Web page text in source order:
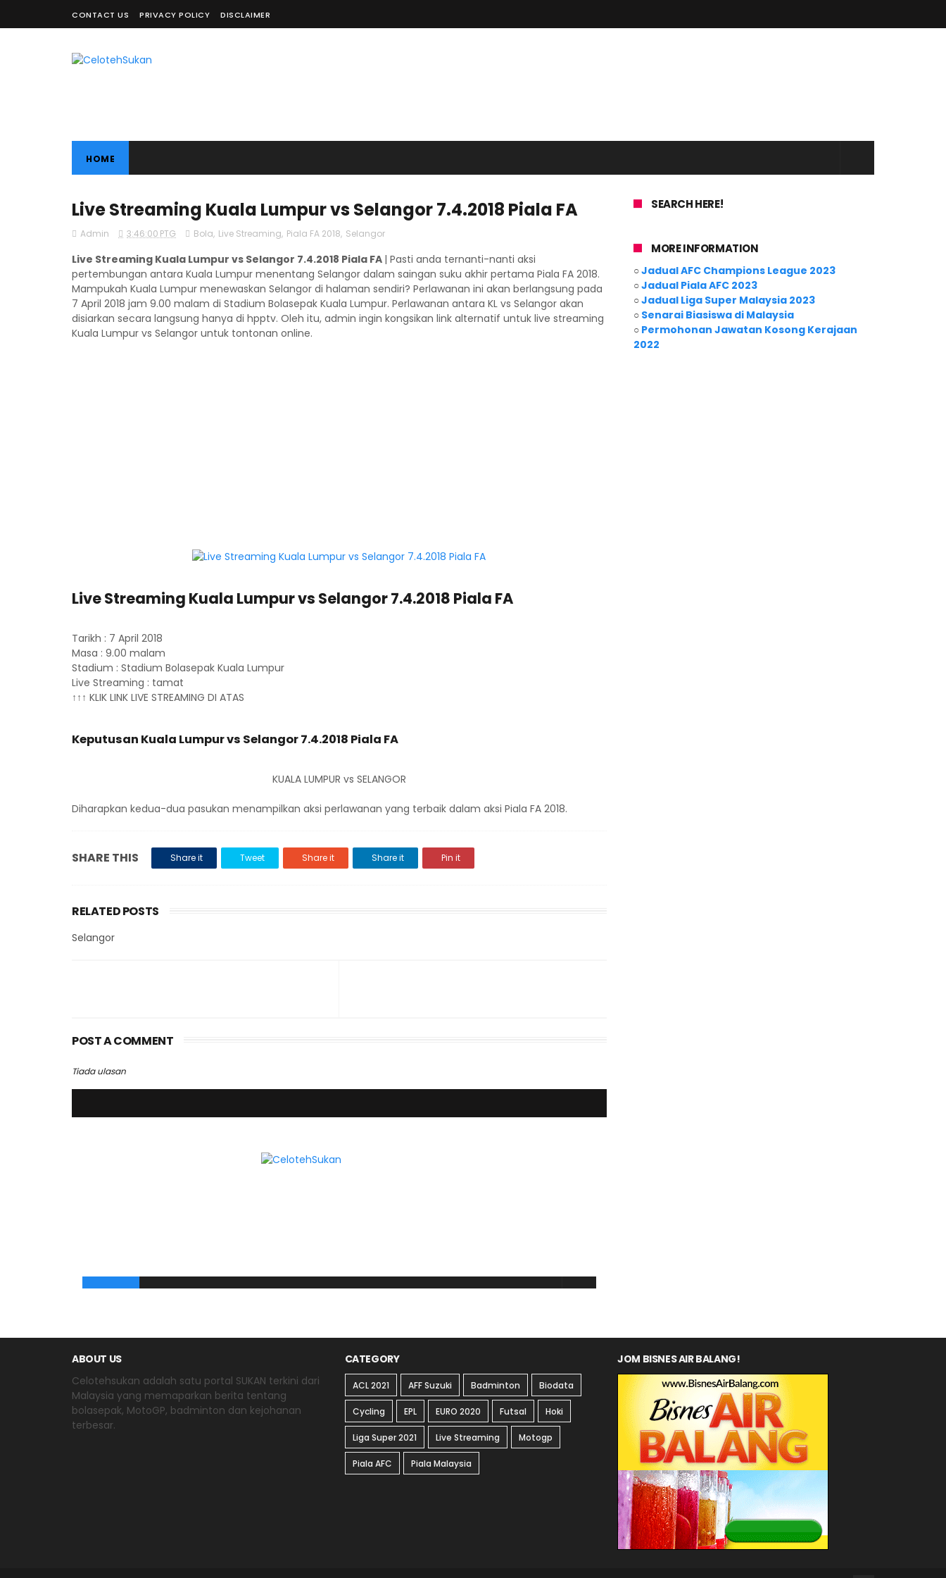
CONTACT US PRIVACY POLICY DISCLAIMER
HOME
Live Streaming Kuala Lumpur vs Selangor 7.4.2018 Piala FA
Admin 3:46:00 PTG Bola, Live Streaming, Piala FA 2018, Selangor
Live Streaming Kuala Lumpur vs Selangor 7.4.2018 Piala FA | Pasti anda ternanti-nanti aksi
pertembungan antara Kuala Lumpur menentang Selangor dalam saingan suku akhir pertama Piala FA 2018.
Mampukah Kuala Lumpur menewaskan Selangor di halaman sendiri? Perlawanan ini akan berlangsung pada
7 April 2018 jam 9.00 malam di Stadium Bolasepak Kuala Lumpur. Perlawanan antara KL vs Selangor akan
disiarkan secara langsung hanya di hpptv. Oleh itu, admin ingin kongsikan link alternatif untuk live streaming
Kuala Lumpur vs Selangor untuk tontonan online.
Live Streaming Kuala Lumpur vs Selangor 7.4.2018 Piala FA
Tarikh : 7 April 2018
Masa : 9.00 malam
Stadium : Stadium Bolasepak Kuala Lumpur
Live Streaming : tamat
↑↑↑ KLIK LINK LIVE STREAMING DI ATAS
Keputusan Kuala Lumpur vs Selangor 7.4.2018 Piala FA
KUALA LUMPUR vs SELANGOR
Diharapkan kedua-dua pasukan menampilkan aksi perlawanan yang terbaik dalam aksi Piala FA 2018.
SHARE THIS Share it Tweet Share it Share it Pin it
RELATED POSTS
Selangor
POST A COMMENT
Tiada ulasan
SEARCH HERE!
MORE INFORMATION
○Jadual AFC Champions League 2023
○Jadual Piala AFC 2023
○Jadual Liga Super Malaysia 2023
○ Senarai Biasiswa di Malaysia
○ Permohonan Jawatan Kosong Kerajaan
2022
ABOUT US
Celotehsukan adalah satu portal SUKAN terkini dari
Malaysia yang memaparkan berita tentang
bolasepak, MotoGP, badminton dan kejohanan
terbesar.
CATEGORY
ACL 2021 AFF Suzuki Badminton Biodata
Cycling EPL EURO 2020 Futsal Hoki
Liga Super 2021 Live Streaming Motogp
Piala AFC Piala Malaysia
JOM BISNES AIR BALANG!